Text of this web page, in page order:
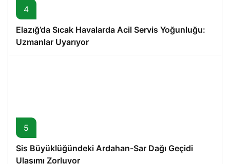
4
Elazığ’da Sıcak Havalarda Acil Servis Yoğunluğu:
Uzmanlar Uyarıyor
5
Sis Büyüklüğündeki Ardahan-Sar Dağı Geçidi
Ulaşımı Zorluyor